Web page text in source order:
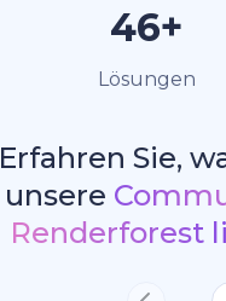
100+
Lösungen
Erfahren Sie,
unsere
Renderforest